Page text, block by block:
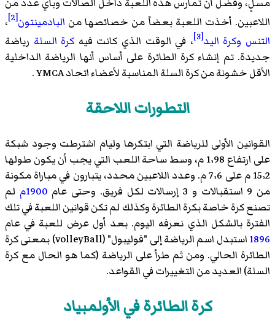
اللاعبين. أخذت اللعبة بعضاً من خصائصها من البادمينتون[2]
،
التنس وكرة اليد[3] ، في الوقت الذي كانت فيه كرة السلة رياضة
جديدة. تم إنشاء كرة الطائرة على أساس أنها الرياضة الداخلية
الأقل خشونة من كرة السلة المناسبة لأعضاء اتحاد YMCA .
التطورات اللاحقة
القوانين الأولى للرياضة التي ابتكرها وليام اشترطت وجود شبكة
على ارتفاع 1٬98 م
، وسط ساحة اللعب التي يجب أن يكون طولها
15٬2 م
على 7٬6 م . وعدد اللاعبين محدد، يتبارون في مباراة مكونة
من 9 استقبالات و 3 إرسالات لكل فريق. وحتى عام
1900م
لم
تصنع كرة خاصة بكرة الطائرة وكذلك لم تكن قوانين اللعبة في تلك
الفترة بالشكل الذي نعرفه اليوم. بعد أول عرض للعبة في عام
1896
استبدل اسم الرياضة إلى "فوليبول" (volleyBall) بمعنى كرة
الطائرة الحالي. ومن ثم طرأ على الرياضة (كما هو الحال مع كرة
السلة) العديد من التغييرات في القواعد.
كرة الطائرة في الأولمبياد